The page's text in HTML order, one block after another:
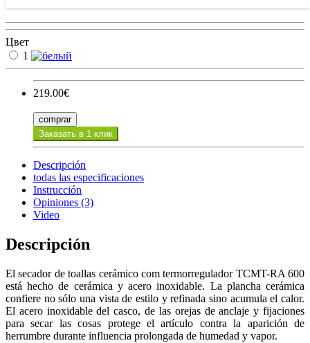
Цвет
1
219.00€
comprar
Заказать в 1 клик
Descripción
todas las especificaciones
Instrucción
Opiniones (3)
Video
Descripción
El secador de toallas cerámico com termorregulador TCMT-RA 600
está hecho de cerámica y acero inoxidable. La plancha cerámica
confiere no sólo una vista de estilo y refinada sino acumula el calor.
El acero inoxidable del casco, de las orejas de anclaje y fijaciones
para secar las cosas protege el artículo contra la aparición de
herrumbre durante influencia prolongada de humedad y vapor.